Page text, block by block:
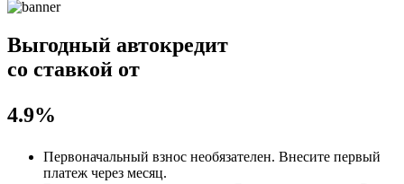
Выгодный автокредит
со ставкой от
4.9%
Первоначальный взнос необязателен. Внесите первый
платеж через месяц.